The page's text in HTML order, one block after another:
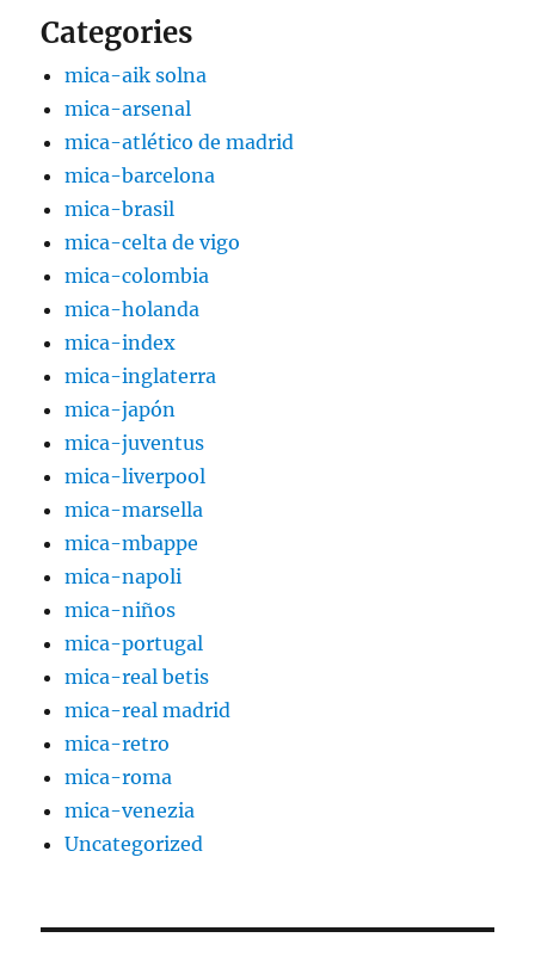
Categories
mica-aik solna
mica-arsenal
mica-atlético de madrid
mica-barcelona
mica-brasil
mica-celta de vigo
mica-colombia
mica-holanda
mica-index
mica-inglaterra
mica-japón
mica-juventus
mica-liverpool
mica-marsella
mica-mbappe
mica-napoli
mica-niños
mica-portugal
mica-real betis
mica-real madrid
mica-retro
mica-roma
mica-venezia
Uncategorized